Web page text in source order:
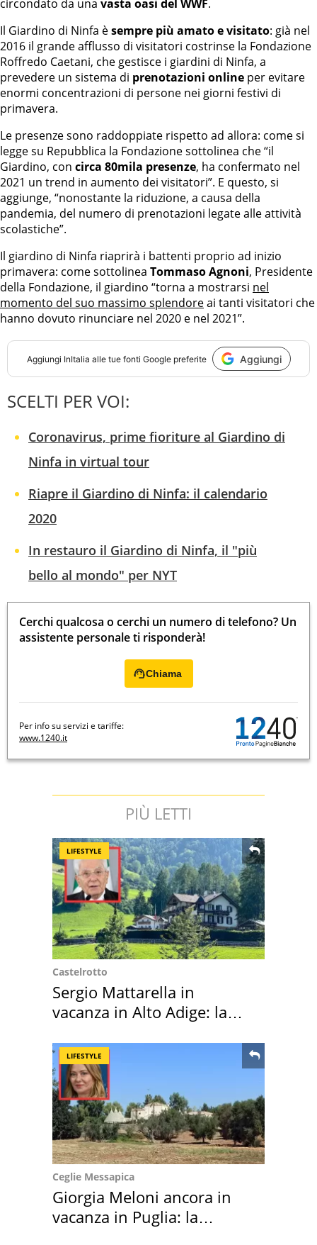
circondato da una vasta oasi del WWF.
Il Giardino di Ninfa èsempre più amato e visitato: già nel
2016 il grande afflusso di visitatori costrinse la Fondazione
Roffredo Caetani, che gestisce i giardini di Ninfa, a
prevedere un sistema di prenotazioni online per evitare
enormi concentrazioni di persone nei giorni festivi di
primavera.
Le presenze sono raddoppiate rispetto ad allora: come si
legge su Repubblica la Fondazione sottolinea che “il
Giardino, con circa 80mila presenze, ha confermato nel
2021 un trend in aumento dei visitatori”. E questo, si
aggiunge, “nonostante la riduzione, a causa della
pandemia, del numero di prenotazioni legate alle attività
scolastiche”.
Il giardino di Ninfa riaprirà i battenti proprio ad inizio
primavera: come sottolinea Tommaso Agnoni, Presidente
della Fondazione, il giardino “torna a mostrarsi nel
momento del suo massimo splendoreai tanti visitatori che
hanno dovuto rinunciare nel 2020 e nel 2021”.
Aggiungi InItalia alle tue fonti Google preferite Aggiungi
SCELTI PER VOI:
Coronavirus, prime fioriture al Giardino di
Ninfa in virtual tour
Riapre il Giardino di Ninfa: il calendario
2020
In restauro il Giardino di Ninfa, il "più
bello al mondo" per NYT
Cerchi qualcosa o cerchi un numero di telefono? Un
assistente personale ti risponderà!
Chiama
Per info su servizi e tariffe:
www.1240.it
PIÙ LETTI
LIFESTYLE
Castelrotto
Sergio Mattarella in
vacanza in Alto Adige: la
LIFESTYLE
Ceglie Messapica
Giorgia Meloni ancora in
vacanza in Puglia: la